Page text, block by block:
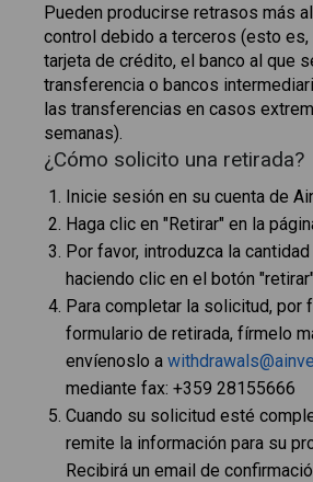
Pueden producirse retrasos más
control debido a terceros (esto es,
tarjeta de crédito, el banco al que
transferencia o bancos
las transferencias en casos
semanas).
¿Cómo solicito una retirada?
Inicie sesión en su cuenta de
Haga clic en "Retirar" en la
Por favor, introduzca la
haciendo clic en el botón "retirar"
Para completar la solicitud, por
formulario de retirada, fírmelo
envíenoslo a
mediante fax: +359 28155666
Cuando su solicitud esté
remite la información para su
Recibirá un email de